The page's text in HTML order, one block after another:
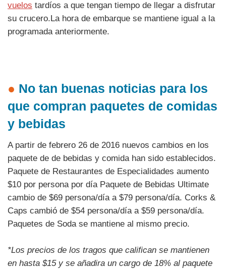
vuelos tardíos a que tengan tiempo de llegar a disfrutar
su crucero.La hora de embarque se mantiene igual a la
programada anteriormente.
● No tan buenas noticias para los
que compran paquetes de comidas
y bebidas
A partir de febrero 26 de 2016 nuevos cambios en los
paquete de de bebidas y comida han sido establecidos.
Paquete de Restaurantes de Especialidades aumento
$10 por persona por día Paquete de Bebidas Ultimate
cambio de $69 persona/día a $79 persona/día. Corks &
Caps cambió de $54 persona/día a $59 persona/día.
Paquetes de Soda se mantiene al mismo precio.
*Los precios de los tragos que califican se mantienen
en hasta $15 y se añadira un cargo de 18% al paquete